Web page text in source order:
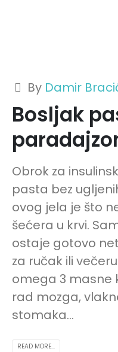
By Damir
Bosljak
Obrok za
pasta bez
ovog jela je što
šećera u krvi.
ostaje gotovo
za ručak ili
omega 3 masne
rad mozga,
stomaka...
READ MORE...